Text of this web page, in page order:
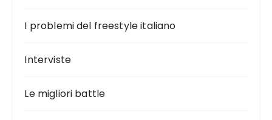
I problemi del freestyle italiano
Interviste
Le migliori battle